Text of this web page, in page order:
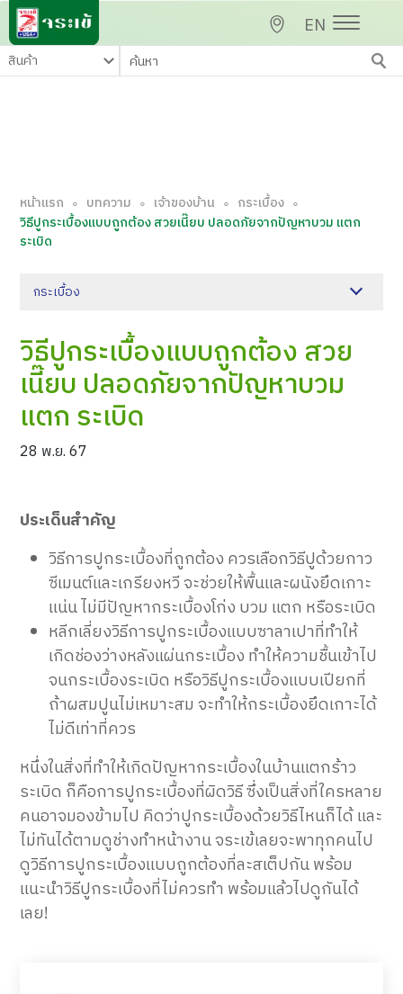
EN
หน้าแรก ∘ บทความ ∘ เจ้าของบ้าน ∘ กระเบื้อง ∘
วิธีปูกระเบื้องแบบถูกต้อง สวยเนี๊ยบ ปลอดภัยจากปัญหาบวม แตก
ระเบิด
กระเบื้อง
วิธีปูกระเบื้องแบบถูกต้อง สวย
เนี๊ยบ ปลอดภัยจากปัญหาบวม
แตก ระเบิด
28 พ.ย. 67
ประเด็นสำคัญ
วิธีการปูกระเบื้องที่ถูกต้อง ควรเลือกวิธีปูด้วยกาว
ซีเมนต์และเกรียงหวี จะช่วยให้พื้นและผนังยึดเกาะ
แน่น ไม่มีปัญหากระเบื้องโก่ง บวม แตก หรือระเบิด
หลีกเลี่ยงวิธีการปูกระเบื้องแบบซาลาเปาที่ทำให้
เกิดช่องว่างหลังแผ่นกระเบื้อง ทำให้ความชื้นเข้าไป
จนกระเบื้องระเบิด หรือวิธีปูกระเบื้องแบบเปียกที่
ถ้าผสมปูนไม่เหมาะสม จะทำให้กระเบื้องยึดเกาะได้
ไม่ดีเท่าที่ควร
หนึ่งในสิ่งที่ทำให้เกิดปัญหากระเบื้องในบ้านแตกร้าว
ระเบิด ก็คือการปูกระเบื้องที่ผิดวิธี ซึ่งเป็นสิ่งที่ใครหลาย
คนอาจมองข้ามไป คิดว่าปูกระเบื้องด้วยวิธีไหนก็ได้ และ
ไม่ทันได้ตามดูช่างทำหน้างาน จระเข้เลยจะพาทุกคนไป
ดูวิธีการปูกระเบื้องแบบถูกต้องที่ละสเต็ปกัน พร้อม
แนะนำวิธีปูกระเบื้องที่ไม่ควรทำ พร้อมแล้วไปดูกันได้
เลย!